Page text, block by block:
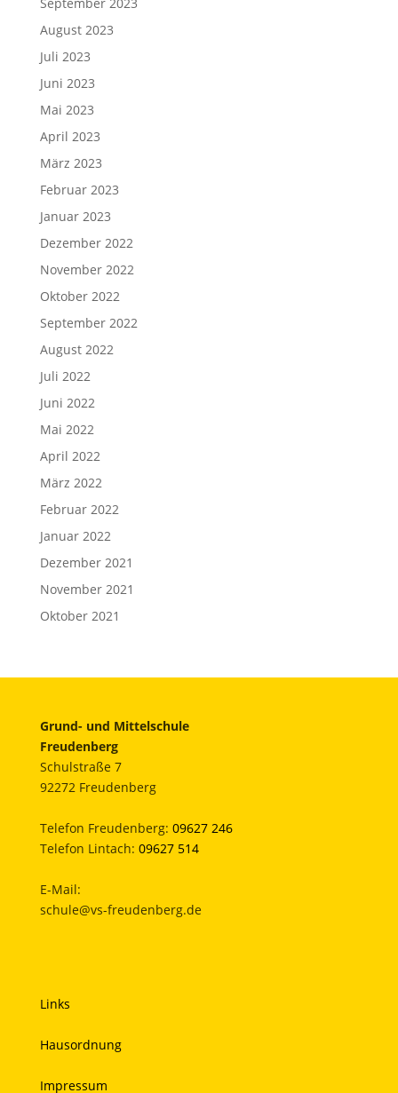
August 2023
Juli 2023
Juni 2023
Mai 2023
April 2023
März 2023
Februar 2023
Januar 2023
Dezember 2022
November 2022
Oktober 2022
September 2022
August 2022
Juli 2022
Juni 2022
Mai 2022
April 2022
März 2022
Februar 2022
Januar 2022
Dezember 2021
November 2021
Oktober 2021
Grund- und Mittelschule
Freudenberg
Schulstraße 7
92272 Freudenberg
Telefon Freudenberg: 09627 246
Telefon Lintach: 09627 514
E-Mail:
schule@vs-freudenberg.de
Links
Hausordnung
Impressum